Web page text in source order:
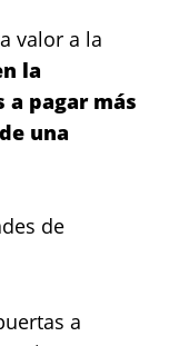
valor a la
la
pagar más
una
de
a